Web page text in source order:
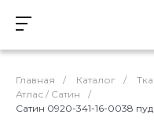
Главная / Каталог /
Атлас / Cатин
/
Сатин 0920-341-16-0038